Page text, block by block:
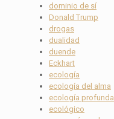
dominio de sí
Donald Trump
drogas
dualidad
duende
Eckhart
ecología
ecología del alma
ecología profunda
ecológico